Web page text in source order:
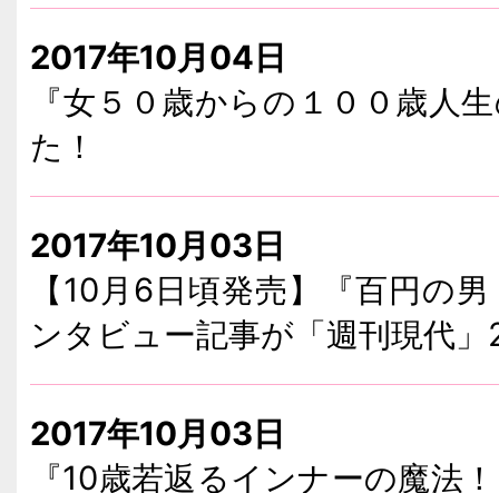
2017年10月04日
『女５０歳からの１００歳人
た！
2017年10月03日
【10月6日頃発売】『百円の
ンタビュー記事が「週刊現代
2017年10月03日
『10歳若返るインナーの魔法